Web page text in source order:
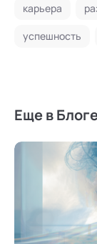
карьера
успешность
Еще в